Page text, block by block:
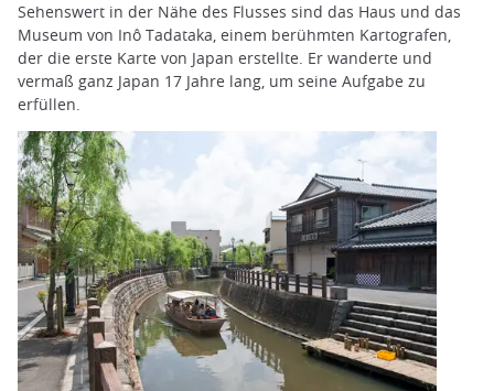
Sehenswert in der Nähe des Flusses sind das Haus und das
Museum von Inô Tadataka, einem berühmten Kartografen,
der die erste Karte von Japan erstellte. Er wanderte und
vermaß ganz Japan 17 Jahre lang, um seine Aufgabe zu
erfüllen.